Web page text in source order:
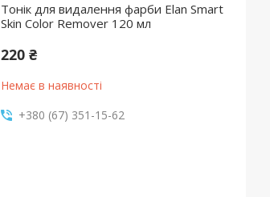
Тонік для видалення фарби Elan Smart
Skin Color Remover 120 мл
220 ₴
Немає в наявності
+380 (67) 351-15-62